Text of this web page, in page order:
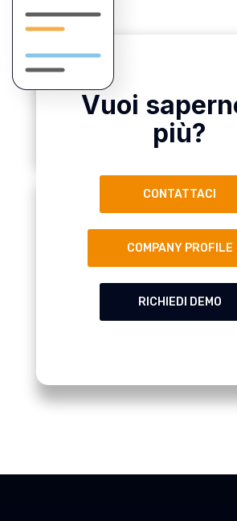
Vuoi
più?
CONTATTACI
COMPANY PROFILE
RICHIEDI DEMO